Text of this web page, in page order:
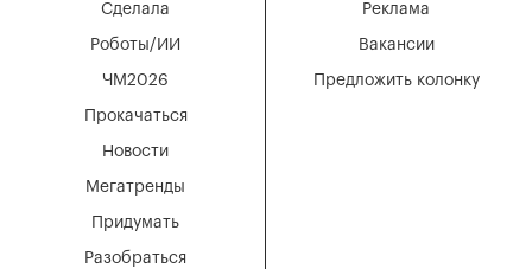
Мегатренды
Придумать
Разобраться
Новости
Сделала
Роботы/ИИ
ЧМ2026
Прокачаться
Вакансии
Реклама
Предложить колонку